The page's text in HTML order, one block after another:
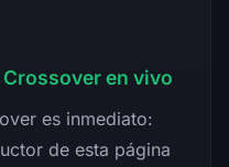
en vivo
es inmediato:
de esta página